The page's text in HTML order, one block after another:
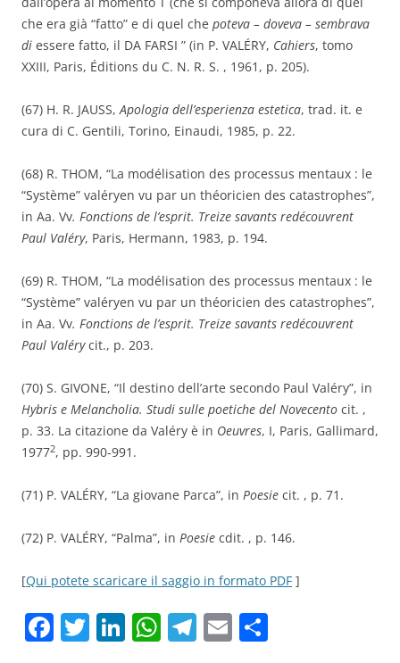
che era già “fatto” e di quel che poteva – doveva – sembrava
di essere fatto, il DA FARSI ” (in P. VALÉRY, Cahiers, tomo
XXIII, Paris, Éditions du C. N. R. S. , 1961, p. 205).
(67) H. R. JAUSS,Apologia dell’esperienza estetica, trad. it. e
cura di C. Gentili, Torino, Einaudi, 1985, p. 22.
(68) R. THOM, “La modélisation des processus mentaux : le
“Système” valéryen vu par un théoricien des catastrophes”,
in Aa. Vv. Fonctions de l’esprit. Treize savants redécouvrent
Paul Valéry, Paris, Hermann, 1983, p. 194.
(69) R. THOM, “La modélisation des processus mentaux : le
“Système” valéryen vu par un théoricien des catastrophes”,
in Aa. Vv. Fonctions de l’esprit. Treize savants redécouvrent
Paul Valérycit., p. 203.
(70) S. GIVONE, “Il destino dell’arte secondo Paul Valéry”, in
Hybris e Melancholia. Studi sulle poetiche del Novecento cit. ,
p. 33. La citazione da Valéry è in Oeuvres, I, Paris, Gallimard,
19772, pp. 990-991.
(71) P. VALÉRY, “La giovane Parca”, in Poesie cit. , p. 71.
(72) P. VALÉRY, “Palma”, in Poesie cdit. , p. 146.
[Qui potete scaricare il saggio in formato PDF ]
F T Li W T E